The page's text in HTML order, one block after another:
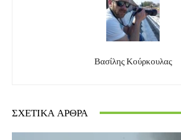
Βασίλης Κούρκουλας
ΣΧΕΤΙΚΆ ΆΡΘΡΑ